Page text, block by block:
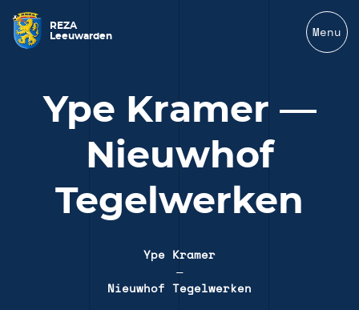
REZA
Leeuwarden
Menu
Ype Kramer —
Nieuwhof
Tegelwerken
Ype Kramer
—
Nieuwhof Tegelwerken